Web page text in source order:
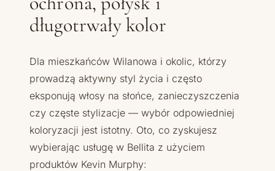
długotrwały kolor
Dla mieszkańców Wilanowa i okolic, którzy
prowadzą aktywny styl życia i często
eksponują włosy na słońce, zanieczyszczenia
czy częste stylizacje — wybór odpowiedniej
koloryzacji jest istotny. Oto, co zyskujesz
wybierając usługę w Bellita z użyciem
produktów Kevin Murphy: